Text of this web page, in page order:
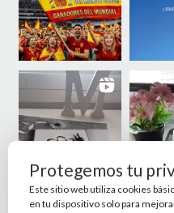
Protegemos tu
Este sitio web utiliza cookies
en tu dispositivo solo para